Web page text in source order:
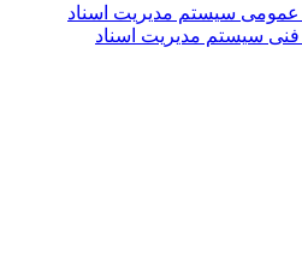
سیستم مدیریت اسناد
سیستم مدیریت اسناد